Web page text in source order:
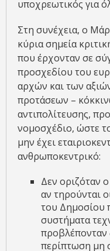
υποχρεωτικός για
Στη συνέχεια, ο
κύρια σημεία
που έρχονταν σε
προσχεδίου του
αρχών και των
προτάσεων –
αντιπολίτευσης,
νομοσχέδιο, ώστε
μην έχει
ανθρωποκεντρικό:
Δεν οριζόταν
αν τηρούνται
του Δημοσίου
συστήματα
προβλέπονταν
περίπτωση μη